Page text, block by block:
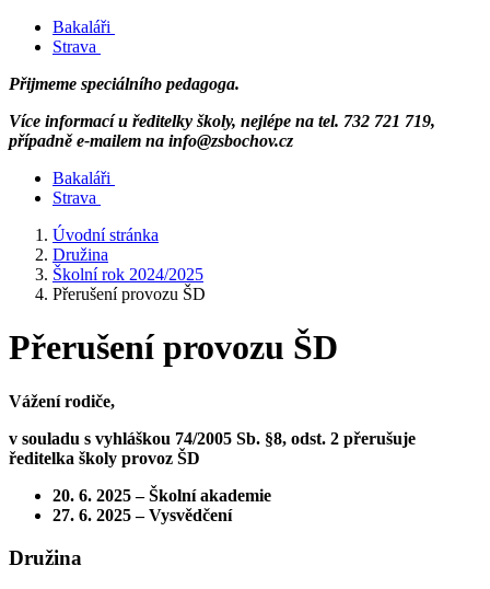
Bakaláři
Strava
Přijmeme speciálního pedagoga.
Více informací u ředitelky školy, nejlépe na tel. 732 721 719,
případně e-mailem na info@zsbochov.cz
Bakaláři
Strava
Úvodní stránka
Družina
Školní rok 2024/2025
Přerušení provozu ŠD
Přerušení provozu ŠD
Vážení rodiče,
v souladu s vyhláškou 74/2005 Sb. §8, odst. 2 přerušuje
ředitelka školy provoz ŠD
20. 6. 2025 – Školní akademie
27. 6. 2025 – Vysvědčení
Družina